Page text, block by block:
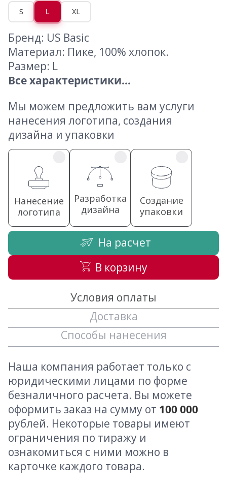
S L XL
Бренд: US Basic
Материал: Пике, 100% хлопок.
Размер: L
Все характеристики...
Мы можем предложить вам услуги
нанесения логотипа, создания
дизайна и упаковки
Нанесение
логотипа
Разработка
дизайна
Создание
упаковки
На расчет
В корзину
Условия оплаты
Доставка
Способы нанесения
Наша компания работает только с
юридическими лицами по форме
безналичного расчета. Вы можете
оформить заказ на сумму от 100 000
рублей. Некоторые товары имеют
ограничения по тиражу и
ознакомиться с ними можно в
карточке каждого товара.